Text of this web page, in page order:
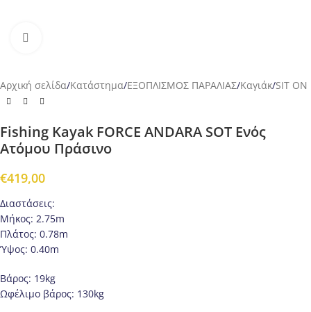
Αρχική σελίδα/Κατάστημα/ΕΞΟΠΛΙΣΜΟΣ ΠΑΡΑΛΙΑΣ/Καγιάκ/SIT ON
Fishing Kayak FORCE ANDARA SOT Ενός
Ατόμου Πράσινο
€419,00
Διαστάσεις:
Μήκος: 2.75m
Πλάτος: 0.78m
Ύψος: 0.40m
Βάρος: 19kg
Ωφέλιμο βάρος: 130kg